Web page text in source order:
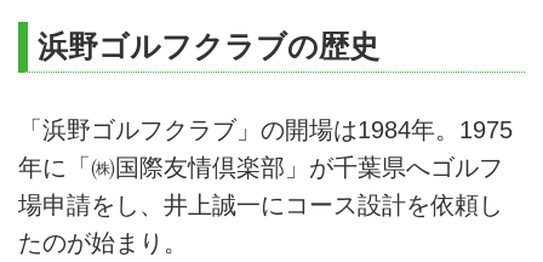
浜野ゴルフクラブの歴史
「浜野ゴルフクラブ」の開場は1984年。1975
年に「㈱国際友情倶楽部」が千葉県へゴルフ
場申請をし、井上誠一にコース設計を依頼し
たのが始まり。